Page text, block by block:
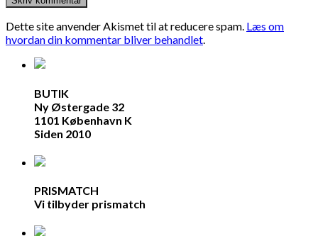
Dette site anvender Akismet til at reducere spam. Læs om
hvordan din kommentar bliver behandlet.
BUTIK
Ny Østergade 32
1101 København K
Siden 2010
PRISMATCH
Vi tilbyder prismatch